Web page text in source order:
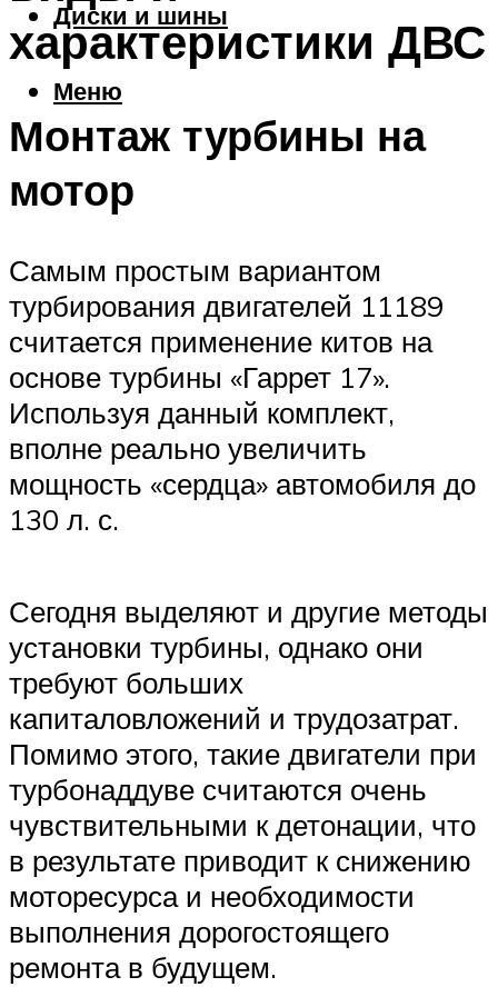
Диски и шины
Меню
характеристики ДВС
Монтаж турбины на
мотор
Самым простым вариантом
турбирования двигателей 11189
считается применение китов на
основе турбины «Гаррет 17».
Используя данный комплект,
вполне реально увеличить
мощность «сердца» автомобиля до
130 л. с.
Сегодня выделяют и другие методы
установки турбины, однако они
требуют больших
капиталовложений и трудозатрат.
Помимо этого, такие двигатели при
турбонаддуве считаются очень
чувствительными к детонации, что
в результате приводит к снижению
моторесурса и необходимости
выполнения дорогостоящего
ремонта в будущем.